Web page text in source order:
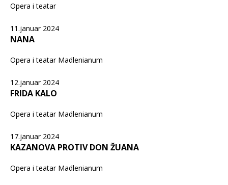
Opera i teatar
11.januar 2024
NANA
Opera i teatar Madlenianum
12.januar 2024
FRIDA KALO
Opera i teatar Madlenianum
17.januar 2024
KAZANOVA PROTIV DON ŽUANA
Opera i teatar Madlenianum